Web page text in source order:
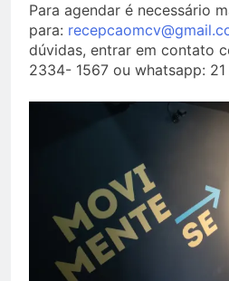
Para agendar é necessário
para:
dúvidas, entrar em contato
2334- 1567 ou whatsapp: 21